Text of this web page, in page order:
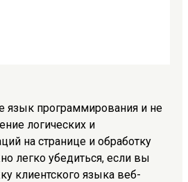
язык программирования и не
логических и
на странице и обработку
легко убедиться, если вы
клиентского языка веб-